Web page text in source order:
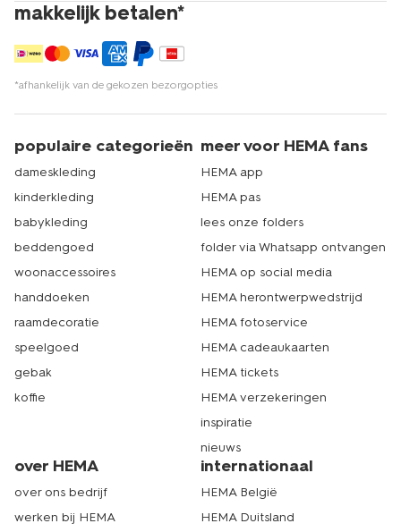
makkelijk betalen*
*afhankelijk van de gekozen bezorgopties
populaire categorieën
dameskleding
kinderkleding
babykleding
beddengoed
woonaccessoires
handdoeken
raamdecoratie
speelgoed
gebak
koffie
meer voor HEMA fans
HEMA app
HEMA pas
lees onze folders
folder via Whatsapp ontvangen
HEMA op social media
HEMA herontwerpwedstrijd
HEMA fotoservice
HEMA cadeaukaarten
HEMA tickets
HEMA verzekeringen
inspiratie
nieuws
over HEMA
over ons bedrijf
werken bij HEMA
internationaal
HEMA België
HEMA Duitsland